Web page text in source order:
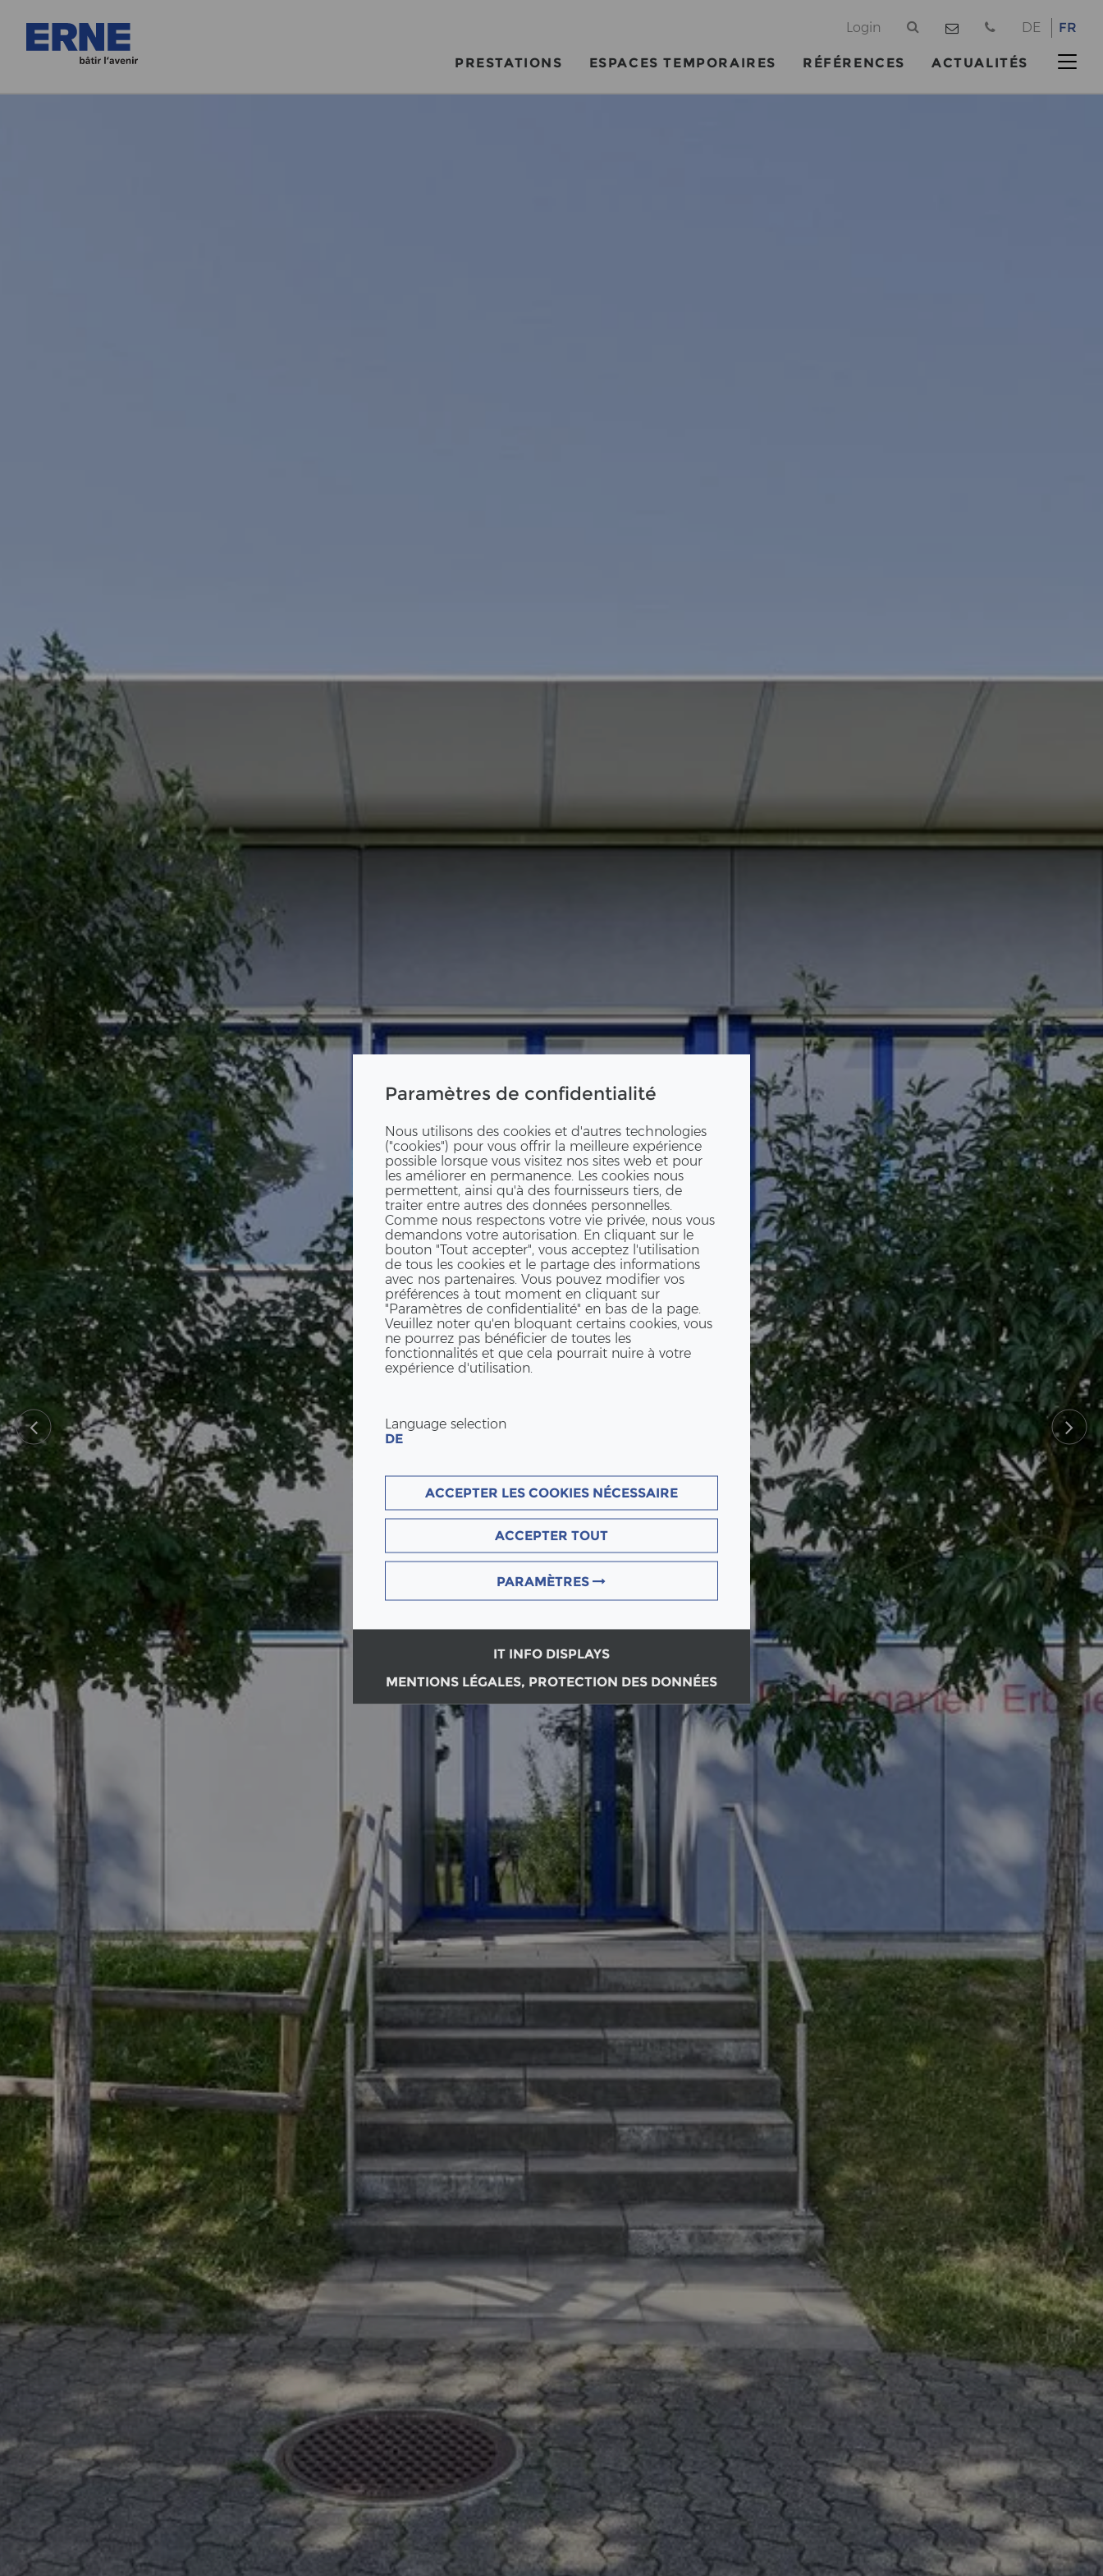
Paramètres de confidentialité
Nous utilisons des cookies et d'autres technologies
("cookies") pour vous offrir la meilleure expérience
possible lorsque vous visitez nos sites web et pour
les améliorer en permanence. Les cookies nous
permettent, ainsi qu'à des fournisseurs tiers, de
traiter entre autres des données personnelles.
Comme nous respectons votre vie privée, nous vous
demandons votre autorisation. En cliquant sur le
bouton "Tout accepter", vous acceptez l'utilisation
de tous les cookies et le partage des informations
avec nos partenaires. Vous pouvez modifier vos
préférences à tout moment en cliquant sur
"Paramètres de confidentialité" en bas de la page.
Veuillez noter qu'en bloquant certains cookies, vous
ne pourrez pas bénéficier de toutes les
fonctionnalités et que cela pourrait nuire à votre
expérience d'utilisation.
Language selection
DE
ACCEPTER LES COOKIES NÉCESSAIRE
ACCEPTER TOUT
PARAMÈTRES
IT INFO DISPLAYS
MENTIONS LÉGALES, PROTECTION DES DONNÉES
DE FR
Login
PRESTATIONS ESPACES TEMPORAIRES RÉFÉRENCES ACTUALITÉS